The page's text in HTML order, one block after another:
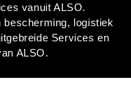
vanuit ALSO.
bescherming, logistiek
Services en
ALSO.